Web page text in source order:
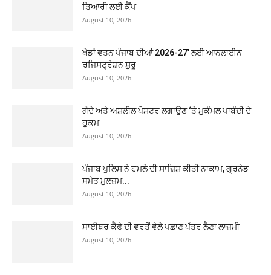
ਤਿਆਰੀ ਲਈ ਕੈਂਪ
August 10, 2026
ਖੇਡਾਂ ਵਤਨ ਪੰਜਾਬ ਦੀਆਂ 2026-27’ ਲਈ ਆਨਲਾਈਨ
ਰਜਿਸਟ੍ਰੇਸ਼ਨ ਸ਼ੁਰੂ
August 10, 2026
ਗੰਦੇ ਅਤੇ ਅਸ਼ਲੀਲ ਪੋਸਟਰ ਲਗਾਉਣ ‘ਤੇ ਮੁਕੰਮਲ ਪਾਬੰਦੀ ਦੇ
ਹੁਕਮ
August 10, 2026
ਪੰਜਾਬ ਪੁਲਿਸ ਨੇ ਹਮਲੇ ਦੀ ਸਾਜ਼ਿਸ਼ ਕੀਤੀ ਨਾਕਾਮ, ਗ੍ਰਨੇਡ
ਸਮੇਤ ਮੁਲਜ਼ਮ...
August 10, 2026
ਸਾਈਬਰ ਕੈਫੇ ਦੀ ਵਰਤੋਂ ਵੇਲੇ ਪਛਾਣ ਪੱਤਰ ਲੈਣਾ ਲਾਜ਼ਮੀ
August 10, 2026